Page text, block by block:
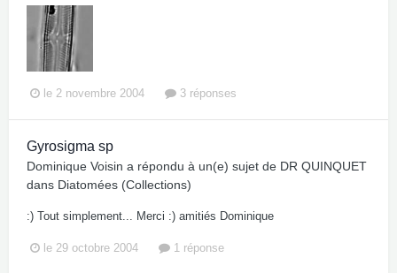
le 2 novembre 2004 3 réponses
Gyrosigma sp
Dominique Voisin a répondu à un(e) sujet de DR QUINQUET
dans Diatomées (Collections)
:) Tout simplement... Merci :) amitiés Dominique
le 29 octobre 2004 1 réponse